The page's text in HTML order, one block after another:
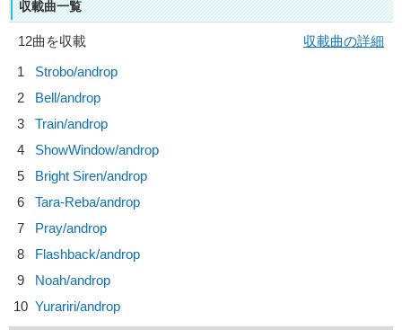
収載曲一覧
12曲を収載
収載曲の詳細
1
Strobo/androp
2
Bell/androp
3
Train/androp
4
ShowWindow/androp
5
Bright Siren/androp
6
Tara-Reba/androp
7
Pray/androp
8
Flashback/androp
9
Noah/androp
10 Yurariri/androp